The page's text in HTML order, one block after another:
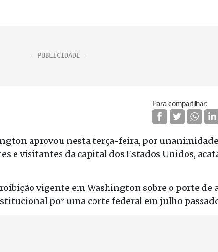
Para compartilhar:
aprovou nesta terça-feira, por
e visitantes da capital dos Estados Unidos,
vigente em Washington sobre o porte de
por uma corte federal em julho